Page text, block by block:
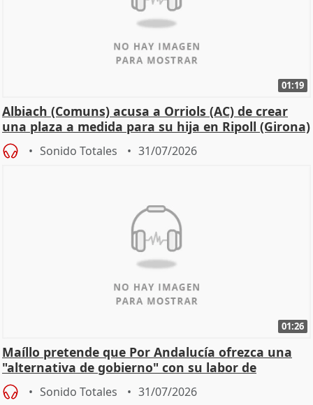
01:19
Albiach (Comuns) acusa a Orriols (AC) de crear
una plaza a medida para su hija en Ripoll (Girona)
Sonido Totales 31/07/2026
01:26
Maíllo pretende que Por Andalucía ofrezca una
"alternativa de gobierno" con su labor de
oposición
Sonido Totales 31/07/2026